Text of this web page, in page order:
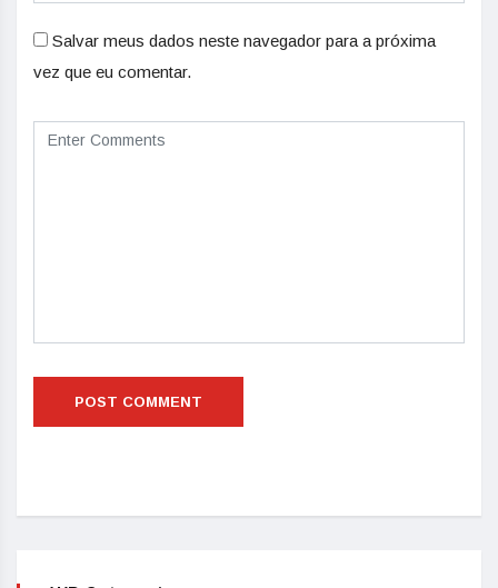
Salvar meus dados neste navegador para a próxima
vez que eu comentar.